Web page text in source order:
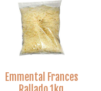
Emmental Frances